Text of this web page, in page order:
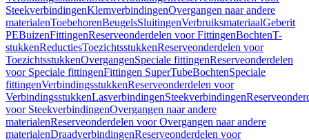
SteekverbindingenKlemverbindingenOvergangen naar andere
materialenToebehorenBeugelsSluitingenVerbruiksmateriaalGeberit
PEBuizenFittingenReserveonderdelen voor FittingenBochtenT-
stukkenReductiesToezichtsstukkenReserveonderdelen voor
ToezichtsstukkenOvergangenSpeciale fittingenReserveonderdelen
voor Speciale fittingenFittingen SuperTubeBochtenSpeciale
fittingenVerbindingsstukkenReserveonderdelen voor
VerbindingsstukkenLasverbindingenSteekverbindingen
voor SteekverbindingenOvergangen naar andere
materialenReserveonderdelen voor Overgangen naar andere
materialenDraadverbindingenReserveonderdelen voor